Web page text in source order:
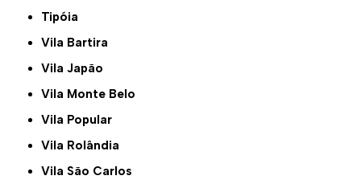
Tipóia
Vila Bartira
Vila Japão
Vila Monte Belo
Vila Popular
Vila Rolândia
Vila São Carlos